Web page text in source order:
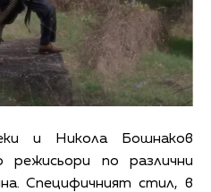
и Никола Бошнаков
по различни
Специфичният стил, в